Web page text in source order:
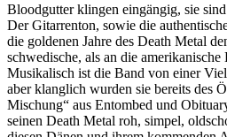
Bloodgutter klingen eingängig, sie
Der Gitarrenton, sowie die
die goldenen Jahre des Death Metal
schwedische, als an die amerikanische
Musikalisch ist die Band von einer
aber klanglich wurden sie bereits des
Mischung“ aus Entombed und
seinen Death Metal roh, simpel,